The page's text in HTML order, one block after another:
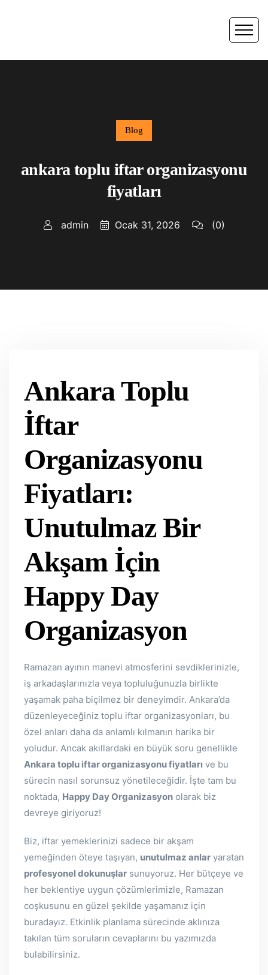
Blog
ankara toplu iftar organizasyonu
fiyatları
admin Ocak 31, 2026 (0)
Ankara Toplu
İftar
Organizasyonu
Fiyatları:
Unutulmaz Bir
Akşam İçin
Happy Day
Organizasyon
Ramazan ayının manevi atmosferini sevdiklerinizle,
iş arkadaşlarınızla veya topluluğunuzla birlikte
yaşamak paha biçilmez bir deneyimdir. Ankara’da
düzenleyeceğiniz toplu iftar organizasyonları, bu
özel anları daha da anlamlı kılmanın harika bir
yoludur. Ancak akıllardaki en büyük soru genellikle
Ankara toplu iftar organizasyonu fiyatları ve bu
sürecin nasıl sorunsuz yönetileceğidir. İşte tam bu
noktada, Happy Day Organizasyon olarak biz
devreye giriyoruz!
Biz, iftar yemeklerinizi sadece bir akşam
yemeğinden öteye taşıyan, unutulmaz anlar yaratan
profesyonel dokunuşlar sunuyoruz. Her bütçeye ve
her beklentiye uygun çözümlerimizle, Ramazan
coşkusunu en güzel şekilde yaşamanız için
buradayız. Etkinlik planlama sürecinde aklınıza
takılan tüm soruların cevaplarını bu yazımızda
bulabilirsiniz.